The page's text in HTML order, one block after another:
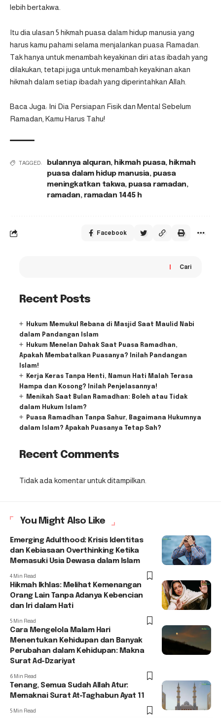
lebih bertakwa.
Itu dia ulasan 5 hikmah puasa dalam hidup manusia yang
harus kamu pahami selama menjalankan puasa Ramadan.
Tak hanya untuk menambah keyakinan diri atas ibadah yang
dilakukan, tetapi juga untuk menambah keyakinan akan
hikmah dalam setiap ibadah yang diperintahkan Allah.
Baca Juga: Ini Dia Persiapan Fisik dan Mental Sebelum
Ramadan, Kamu Harus Tahu!
TAGGED: bulannya alquran, hikmah puasa, hikmah
puasa dalam hidup manusia, puasa
meningkatkan takwa, puasa ramadan,
ramadan, ramadan 1445 h
Facebook
Cari
Recent Posts
Hukum Memukul Rebana di Masjid Saat Maulid Nabi
dalam Pandangan Islam
Hukum Menelan Dahak Saat Puasa Ramadhan,
Apakah Membatalkan Puasanya? Inilah Pandangan
Islam!
Kerja Keras Tanpa Henti, Namun Hati Malah Terasa
Hampa dan Kosong? Inilah Penjelasannya!
Menikah Saat Bulan Ramadhan: Boleh atau Tidak
dalam Hukum Islam?
Puasa Ramadhan Tanpa Sahur, Bagaimana Hukumnya
dalam Islam? Apakah Puasanya Tetap Sah?
Recent Comments
Tidak ada komentar untuk ditampilkan.
You Might Also Like
Emerging Adulthood: Krisis Identitas
dan Kebiasaan Overthinking Ketika
Memasuki Usia Dewasa dalam Islam
4 Min Read
Hikmah Ikhlas: Melihat Kemenangan
Orang Lain Tanpa Adanya Kebencian
dan Iri dalam Hati
5 Min Read
Cara Mengelola Malam Hari
Menentukan Kehidupan dan Banyak
Perubahan dalam Kehidupan: Makna
Surat Ad-Dzariyat
6 Min Read
Tenang, Semua Sudah Allah Atur:
Memaknai Surat At-Taghabun Ayat 11
5 Min Read